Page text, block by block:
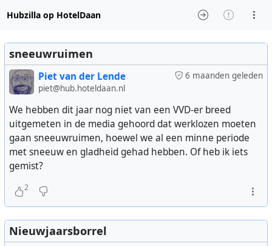
Hubzilla op HotelDaan
sneeuwruimen
6 maanden geleden
Piet van der Lende
piet@hub.hoteldaan.nl
We hebben dit jaar nog niet van een VVD-er breed
uitgemeten in de media gehoord dat werklozen moeten
gaan sneeuwruimen, hoewel we al een minne periode
met sneeuw en gladheid gehad hebben. Of heb ik iets
gemist?
2
Nieuwjaarsborrel